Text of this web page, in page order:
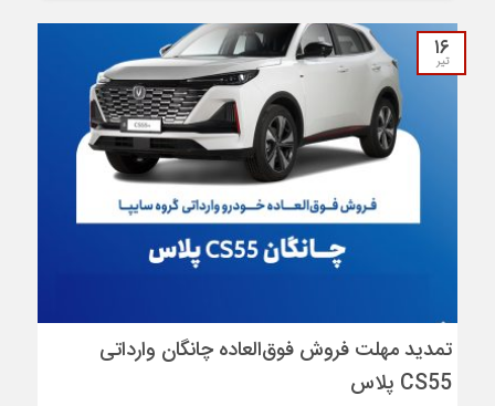
۱۶
تیر
تمدید مهلت فروش فوق‌العاده چانگان وارداتی
CS55 پلاس